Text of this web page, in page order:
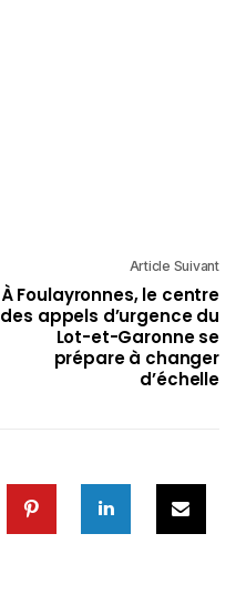
Article Suivant
À Foulayronnes, le centre
des appels d’urgence du
Lot-et-Garonne se
prépare à changer
d’échelle